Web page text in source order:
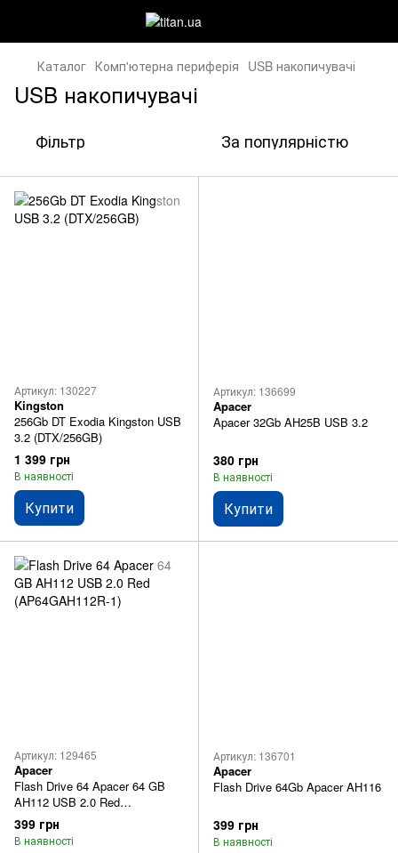
Каталог Комп'ютерна периферія USB накопичувачі
USB накопичувачі
Фільтр За популярністю
Артикул: 130227
Kingston
256Gb DT Exodia Kingston USB
3.2 (DTX/256GB)
1 399 грн
В наявності
Купити
Артикул: 136699
Apacer
Apacer 32Gb AH25B USB 3.2
380 грн
В наявності
Купити
Артикул: 129465
Apacer
Flash Drive 64 Apacer 64 GB
AH112 USB 2.0 Red
(AP64GAH112R-1)
399 грн
В наявності
Артикул: 136701
Apacer
Flash Drive 64Gb Apacer AH116
399 грн
В наявності